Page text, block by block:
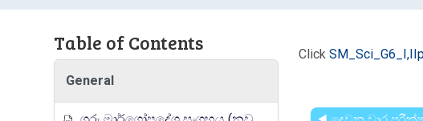
Table of Contents
General
Click